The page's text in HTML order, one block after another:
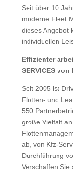
Seit über 10
moderne Fleet
dieses Angebot
individuellen
Effizienter
SERVICES von
Seit 2005 ist
Flotten- und
550
große Vielfalt
ab, von Kfz-
Durchführung
Verschaffen Sie